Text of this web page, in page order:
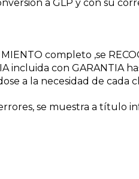
a GLP y con su
completo ,se
incluida con GARANTIA
a la necesidad de cada
se muestra a título